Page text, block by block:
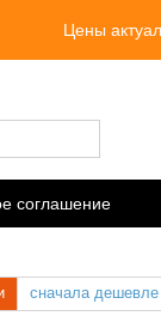
актуальны при
соглашение
сначала дешевле